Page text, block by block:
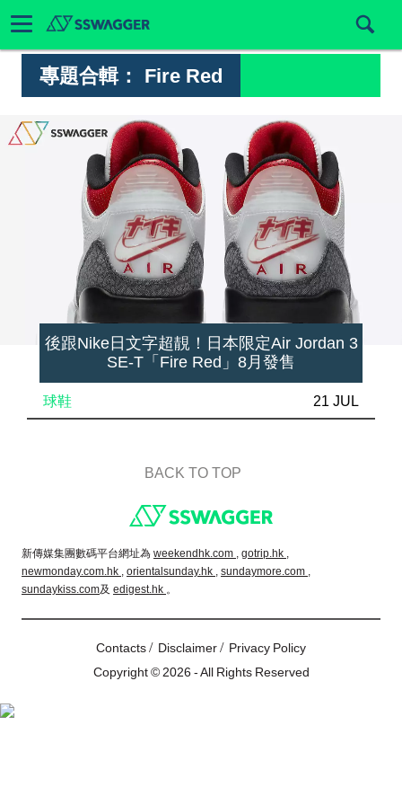
專題合輯： Fire Red
後跟Nike日文字超靚！日本限定Air Jordan 3
SE-T「Fire Red」8月發售
球鞋 21 JUL
BACK TO TOP
新傳媒集團數碼平台網址為 weekendhk.com , gotrip.hk ,
newmonday.com.hk , orientalsunday.hk , sundaymore.com ,
sundaykiss.com及 edigest.hk 。
Contacts/ Disclaimer/ Privacy Policy
Copyright © 2026 - All Rights Reserved